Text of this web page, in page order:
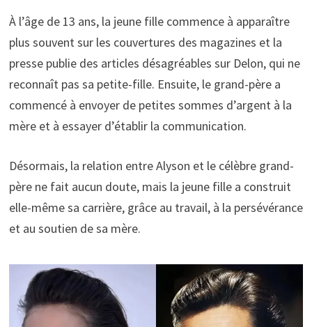
À l’âge de 13 ans, la jeune fille commence à apparaître
plus souvent sur les couvertures des magazines et la
presse publie des articles désagréables sur Delon, qui ne
reconnaît pas sa petite-fille. Ensuite, le grand-père a
commencé à envoyer de petites sommes d’argent à la
mère et à essayer d’établir la communication.
Désormais, la relation entre Alyson et le célèbre grand-
père ne fait aucun doute, mais la jeune fille a construit
elle-même sa carrière, grâce au travail, à la persévérance
et au soutien de sa mère.